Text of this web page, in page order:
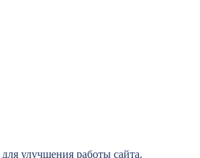
улучшения работы сайта.